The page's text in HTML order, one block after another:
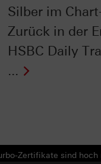
Silber im
Zurück in der
HSBC Daily
...
Zertifikate sind